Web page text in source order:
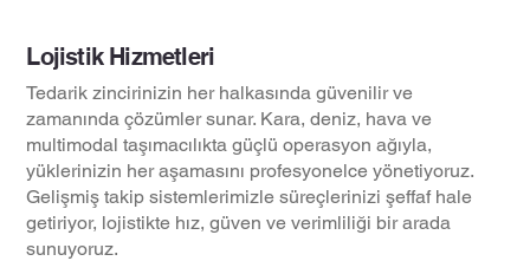
Lojistik Hizmetleri
Tedarik zincirinizin her halkasında güvenilir ve
zamanında çözümler sunar. Kara, deniz, hava ve
multimodal taşımacılıkta güçlü operasyon ağıyla,
yüklerinizin her aşamasını profesyonelce yönetiyoruz.
Gelişmiş takip sistemlerimizle süreçlerinizi şeffaf hale
getiriyor, lojistikte hız, güven ve verimliliği bir arada
sunuyoruz.